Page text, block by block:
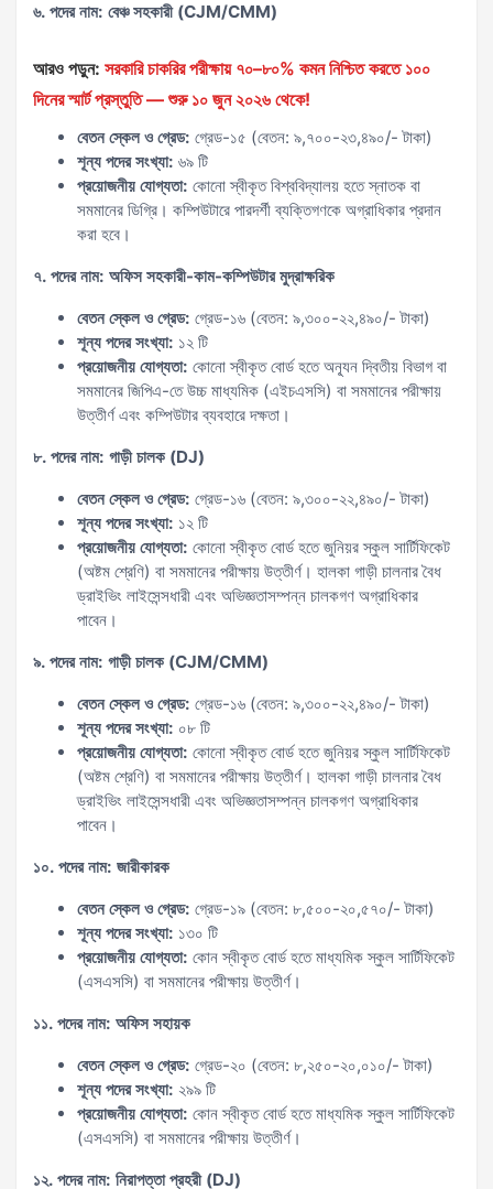
৬. পদের নাম: বেঞ্চ সহকারী (CJM/CMM)
আরও পড়ুন: সরকারি চাকরির পরীক্ষায় ৭০–৮০% কমন নিশ্চিত করতে ১০০
দিনের স্মার্ট প্রস্তুতি — শুরু ১০ জুন ২০২৬ থেকে!
বেতন স্কেল ও গ্রেড: গ্রেড-১৫ (বেতন: ৯,৭০০-২৩,৪৯০/- টাকা)
শূন্য পদের সংখ্যা: ৬৯ টি
প্রয়োজনীয় যোগ্যতা: কোনো স্বীকৃত বিশ্ববিদ্যালয় হতে স্নাতক বা
সমমানের ডিগ্রি। কম্পিউটারে পারদর্শী ব্যক্তিগণকে অগ্রাধিকার প্রদান
করা হবে।
৭. পদের নাম: অফিস সহকারী-কাম-কম্পিউটার মুদ্রাক্ষরিক
বেতন স্কেল ও গ্রেড: গ্রেড-১৬ (বেতন: ৯,৩০০-২২,৪৯০/- টাকা)
শূন্য পদের সংখ্যা: ১২ টি
প্রয়োজনীয় যোগ্যতা: কোনো স্বীকৃত বোর্ড হতে অন্যূন দ্বিতীয় বিভাগ বা
সমমানের জিপিএ-তে উচ্চ মাধ্যমিক (এইচএসসি) বা সমমানের পরীক্ষায়
উত্তীর্ণ এবং কম্পিউটার ব্যবহারে দক্ষতা।
৮. পদের নাম: গাড়ী চালক (DJ)
বেতন স্কেল ও গ্রেড: গ্রেড-১৬ (বেতন: ৯,৩০০-২২,৪৯০/- টাকা)
শূন্য পদের সংখ্যা: ১২ টি
প্রয়োজনীয় যোগ্যতা: কোনো স্বীকৃত বোর্ড হতে জুনিয়র স্কুল সার্টিফিকেট
(অষ্টম শ্রেণি) বা সমমানের পরীক্ষায় উত্তীর্ণ। হালকা গাড়ী চালনার বৈধ
ড্রাইভিং লাইসেন্সধারী এবং অভিজ্ঞতাসম্পন্ন চালকগণ অগ্রাধিকার
পাবেন।
৯. পদের নাম: গাড়ী চালক (CJM/CMM)
বেতন স্কেল ও গ্রেড: গ্রেড-১৬ (বেতন: ৯,৩০০-২২,৪৯০/- টাকা)
শূন্য পদের সংখ্যা: ০৮ টি
প্রয়োজনীয় যোগ্যতা: কোনো স্বীকৃত বোর্ড হতে জুনিয়র স্কুল সার্টিফিকেট
(অষ্টম শ্রেণি) বা সমমানের পরীক্ষায় উত্তীর্ণ। হালকা গাড়ী চালনার বৈধ
ড্রাইভিং লাইসেন্সধারী এবং অভিজ্ঞতাসম্পন্ন চালকগণ অগ্রাধিকার
পাবেন।
১০. পদের নাম: জারীকারক
বেতন স্কেল ও গ্রেড: গ্রেড-১৯ (বেতন: ৮,৫০০-২০,৫৭০/- টাকা)
শূন্য পদের সংখ্যা: ১৩০ টি
প্রয়োজনীয় যোগ্যতা: কোন স্বীকৃত বোর্ড হতে মাধ্যমিক স্কুল সার্টিফিকেট
(এসএসসি) বা সমমানের পরীক্ষায় উত্তীর্ণ।
১১. পদের নাম: অফিস সহায়ক
বেতন স্কেল ও গ্রেড: গ্রেড-২০ (বেতন: ৮,২৫০-২০,০১০/- টাকা)
শূন্য পদের সংখ্যা: ২৯৯ টি
প্রয়োজনীয় যোগ্যতা: কোন স্বীকৃত বোর্ড হতে মাধ্যমিক স্কুল সার্টিফিকেট
(এসএসসি) বা সমমানের পরীক্ষায় উত্তীর্ণ।
১২. পদের নাম: নিরাপত্তা প্রহরী (DJ)